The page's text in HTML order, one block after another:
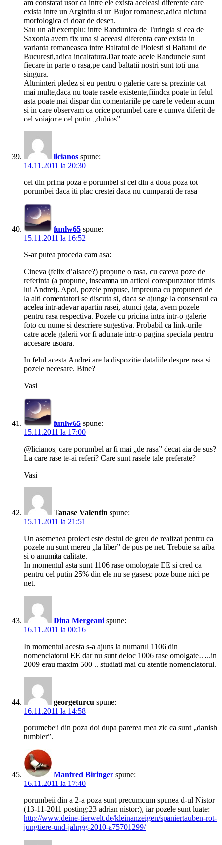
am constatat usor ca intre ele exista aceleasi diferente care
exista intre un Argintiu si un Bujor romanesc,adica niciuna
morfologica ci doar de desen.
Sau un alt exemplu: intre Randunica de Turingia si cea de
Saxonia avem fix una si aceeasi diferenta care exista in
varianta romaneasca intre Baltatul de Ploiesti si Baltatul de
Bucuresti,adica incaltatura.Dar toate acele Randunele sunt
fiecare in parte o rasa,pe cand baltatii nostri sunt toti una
singura.
Altminteri pledez si eu pentru o galerie care sa prezinte cat
mai multe,daca nu toate rasele existente,fiindca poate in felul
asta poate mai dispar din comentariile pe care le vedem acum
si in care observam ca orice porumbel care e cumva diferit de
cel voiajor e cel putin „dubios”.
licianos spune:
14.11.2011 la 20:30
cel din prima poza e porumbel si cei din a doua poza tot
porumbei daca iti plac crestei daca nu cumparati de rasa
funlw65 spune:
15.11.2011 la 16:52
S-ar putea proceda cam asa:
Cineva (felix d’alsace?) propune o rasa, cu cateva poze de
referinta (a propune, inseamna un articol corespunzator trimis
lui Andrei). Apoi, pozele propuse, impreuna cu propuneri de
la alti comentatori se discuta si, daca se ajunge la consensul ca
acelea intr-adevar apartin rasei, atunci gata, avem pozele
pentru rasa respectiva. Pozele cu pricina intra intr-o galerie
foto cu nume si descriere sugestiva. Probabil ca link-urile
catre acele galerii vor fi adunate intr-o pagina speciala pentru
accesare usoara.
In felul acesta Andrei are la dispozitie dataliile despre rasa si
pozele necesare. Bine?
Vasi
funlw65 spune:
15.11.2011 la 17:00
@licianos, care porumbel ar fi mai „de rasa” decat aia de sus?
La care rase te-ai referi? Care sunt rasele tale preferate?
Vasi
Tanase Valentin spune:
15.11.2011 la 21:51
Un asemenea proiect este destul de greu de realizat pentru ca
pozele nu sunt mereu „la liber” de pus pe net. Trebuie sa aiba
si o anumita calitate.
In momentul asta sunt 1106 rase omologate EE si cred ca
pentru cel putin 25% din ele nu se gasesc poze bune nici pe
net.
Dina Mergeani spune:
16.11.2011 la 00:16
In momentul acesta s-a ajuns la numarul 1106 din
nomenclatorul EE dar nu sunt deloc 1006 rase omolgate…..in
2009 erau maxim 500 .. studiati mai cu atentie nomenclatorul.
georgeturcu spune:
16.11.2011 la 14:58
porumebeii din poza doi dupa parerea mea zic ca sunt „danish
tumbler”.
Manfred Biringer spune:
16.11.2011 la 17:40
porumbeii din a 2-a poza sunt precumcum spunea d-ul Nistor
(13-11-2011 posting:23 adrian nistor:), iar pozele sunt luate:
http://www.deine-tierwelt.de/kleinanzeigen/spaniertauben-rot-
jungtiere-und-jahrgg-2010-a75701299/